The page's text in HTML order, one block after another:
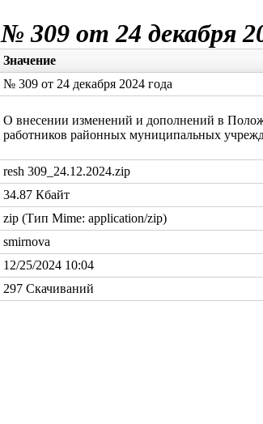
№ 309 от 24 декабря
Значение
№ 309 от 24 декабря 2024 года
О внесении изменений и дополнений в
работников районных муниципальных
resh 309_24.12.2024.zip
34.87 Кбайт
zip (Тип Mime: application/zip)
smirnova
12/25/2024 10:04
297 Скачиваний